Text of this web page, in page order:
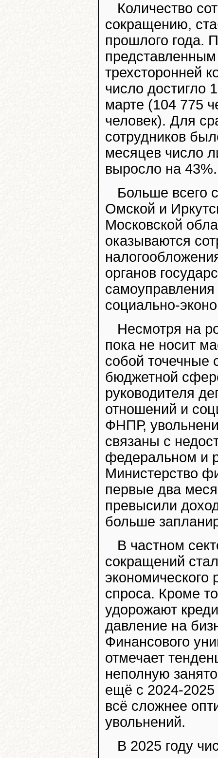
Количество
сокращению,
прошлого года.
трехсторонней
число достигло
марте (104 775
человек). Для
сотрудников
месяцев число
выросло на 43%.
Больше всего
Омской и
Московской
оказываются
органов
социально-
Несмотря на
пока не носит
собой точечные
бюджетной
руководителя
отношений и
ФНПР,
связаны с
федеральном и
Министерство
первые два
превысили
больше
В частном
сокращений
экономического
спроса. Кроме
удорожают
давление на
Финансового
отмечает
неполную
ещё с 2024-2025
всё сложнее
увольнений.
В 2025 году